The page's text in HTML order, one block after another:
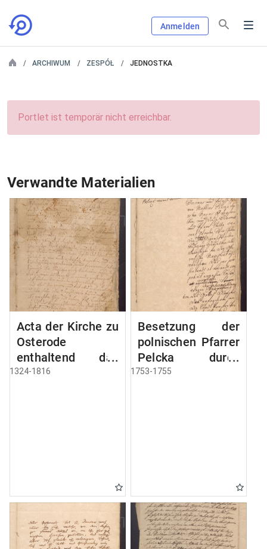
Anmelden
ARCHIWUM ZESPÓŁ JEDNOSTKA
Portlet ist temporär nicht erreichbar.
Verwandte Materialien
Acta der Kirche zu
Osterode
enthaltend das
Privilegium der
1324-1816
Besetzung der
polnischen Pfarrer
Pelcka durch
Roektor Rhode
1753-1755